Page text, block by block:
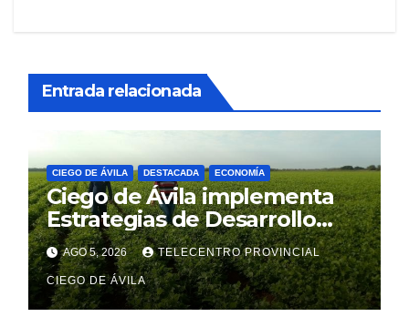
Entrada relacionada
CIEGO DE ÁVILA DESTACADA ECONOMÍA
Ciego de Ávila implementa
Estrategias de Desarrollo
Municipal en sus diez
territorios
AGO 5, 2026 TELECENTRO PROVINCIAL
CIEGO DE ÁVILA